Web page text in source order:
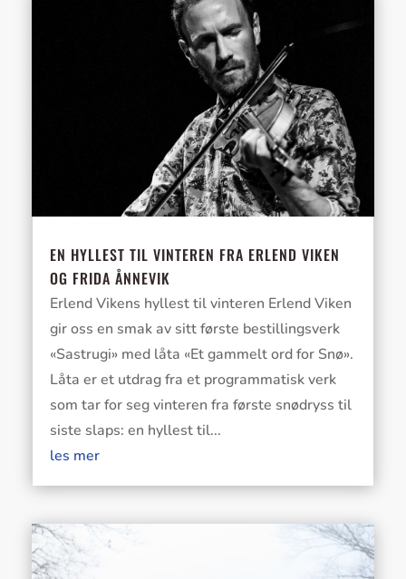
EN HYLLEST TIL VINTEREN FRA ERLEND VIKEN
OG FRIDA ÅNNEVIK
Erlend Vikens hyllest til vinteren Erlend Viken
gir oss en smak av sitt første bestillingsverk
«Sastrugi» med låta «Et gammelt ord for Snø».
Låta er et utdrag fra et programmatisk verk
som tar for seg vinteren fra første snødryss til
siste slaps: en hyllest til...
les mer